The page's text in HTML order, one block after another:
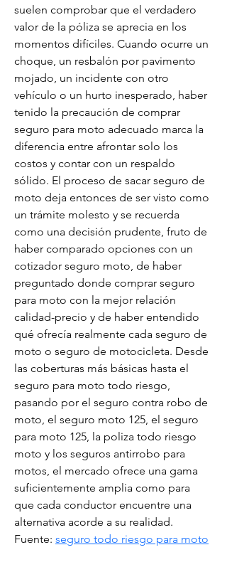
suelen comprobar que el verdadero
valor de la póliza se aprecia en los
momentos difíciles. Cuando ocurre un
choque, un resbalón por pavimento
mojado, un incidente con otro
vehículo o un hurto inesperado, haber
tenido la precaución de comprar
seguro para moto adecuado marca la
diferencia entre afrontar solo los
costos y contar con un respaldo
sólido. El proceso de sacar seguro de
moto deja entonces de ser visto como
un trámite molesto y se recuerda
como una decisión prudente, fruto de
haber comparado opciones con un
cotizador seguro moto, de haber
preguntado donde comprar seguro
para moto con la mejor relación
calidad-precio y de haber entendido
qué ofrecía realmente cada seguro de
moto o seguro de motocicleta. Desde
las coberturas más básicas hasta el
seguro para moto todo riesgo,
pasando por el seguro contra robo de
moto, el seguro moto 125, el seguro
para moto 125, la poliza todo riesgo
moto y los seguros antirrobo para
motos, el mercado ofrece una gama
suficientemente amplia como para
que cada conductor encuentre una
alternativa acorde a su realidad.
Fuente: seguro todo riesgo para moto